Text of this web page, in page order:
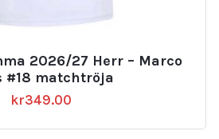
2026/27 Herr – Marco
#18 matchtröja
kr349.00